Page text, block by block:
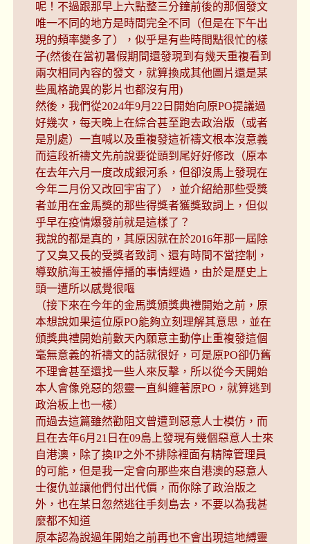
呢！不過跟那早上六點整三分鐘前後的那個發文
唯一不同的地方是時間完全不同（但是在下午出
現的頻率變多了），似乎是有些時間點很忙的樣
子(然後在當初暑假期間還發現到有幾天重複看到
兩次相同內容的發文，就算換成其他圖片還是某
些風格詭異的影片也都沒有用)
然後，我們從2024年9月22日開始向原PO提議過
好幾次，每天晚上在綜合甚至跑去政治版（或者
是別處）一直喊以及重複發這祈禱文根本沒意義
而這段祈禱文先前說要從頭到尾好好修改（原本
在去年六月一度改成銀河系，但卻沒馬上發現在
今年二月份又改回宇宙了），並介紹給那些受獎
者並用在金馬獎的那些得獎者獲獎致詞上，但似
乎早在疫情爆發前就是這樣了？
我說的都是真的，其原因就在於2016年那一屆除
了又臭又長的受獎者致詞、還有時間不當控制，
導致航海王被播停播的事情經過，由於是歷史上
頭一遭所以感覺很嘔
（接下來在今年的金馬獎頒獎典禮開始之前，原
本想說如果這位原PO能夠立刻理解其意思，並在
頒獎典禮開始前數天內願意主動停止重複發這個
毫無意義的祈禱文的話就很好，可是原PO卻仍舊
不理會甚至還找一些人來反擊，所以從今天開始
本人會像兇惡的怨靈一直糾纏著原PO，就算逃到
政治板上也一樣）
而過去這篇雖然勸阻文曾遭到惡意人士模仿，而
且在去年6月21日在09島上發現有幾個惡意人士來
自港澳，除了換IP之外不排除裡面有精障管理員
的可能，但是我一定會向那些來自港澳的惡意人
士復仇並讓他們付出代價，而你除了政治版之
外，也在某日忽然逃往手刻島去，不要以為我甚
麼都不知道
原本認為說過年開始之前再也不會出現這地縛靈